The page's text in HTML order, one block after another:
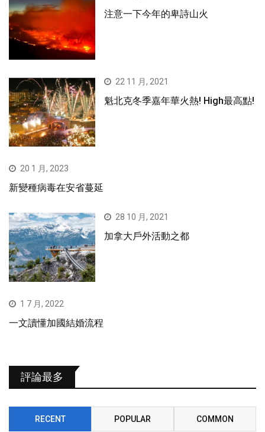
注意一下今年的卑詩山火
22 11 月, 2021
魁北克冬季嘉年華火熱! High最高點!
20 1 月, 2023
新變種病毒在安省蔓延
28 10 月, 2021
加拿大戶外活動之都
1 7 月, 2022
一文讀懂加國結婚流程
評論最多
RECENT POPULAR COMMON